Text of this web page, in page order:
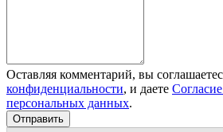
Оставляя комментарий, вы
конфиденциальности, и даете
персональных данных.